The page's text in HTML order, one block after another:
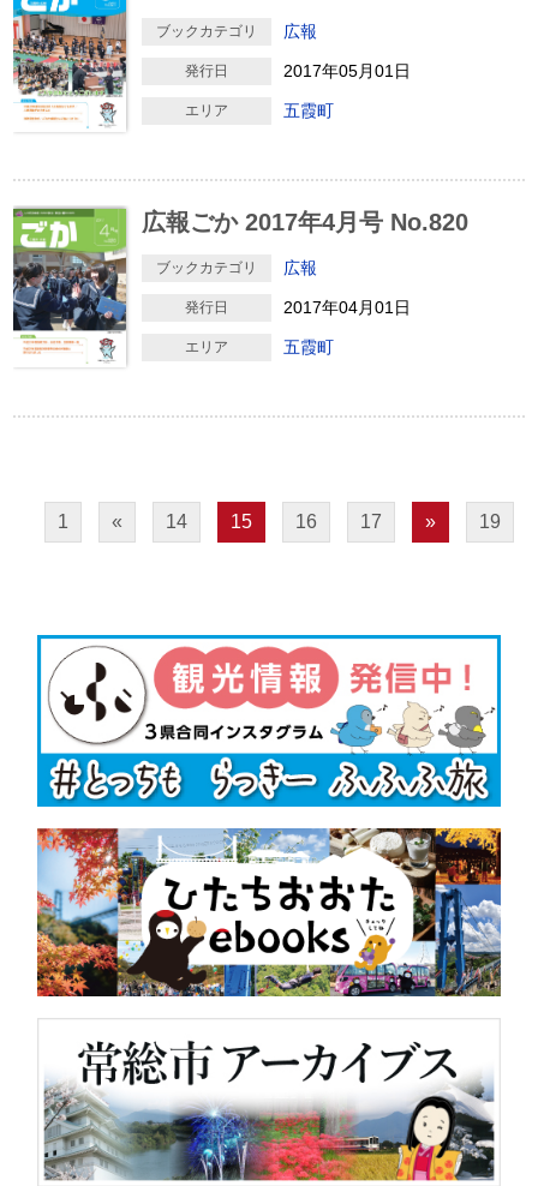
ブックカテゴリ 広報
発行日 2017年05月01日
エリア 五霞町
広報ごか 2017年4月号 No.820
ブックカテゴリ 広報
発行日 2017年04月01日
エリア 五霞町
1 « 14 15 16 17 » 19